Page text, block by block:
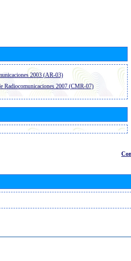
2003 (AR-03)
Radiocomunicaciones 2007 (CMR-07)